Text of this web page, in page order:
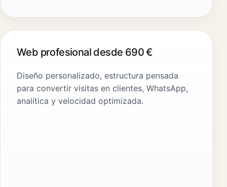
Web profesional desde 690 €
Diseño personalizado, estructura pensada
para convertir visitas en clientes, WhatsApp,
analítica y velocidad optimizada.